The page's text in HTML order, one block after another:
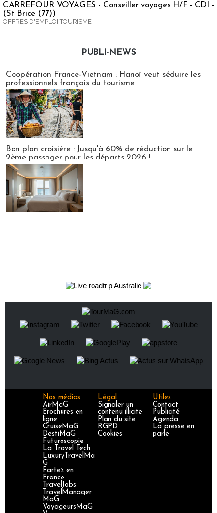
CARREFOUR VOYAGES - Conseiller voyages H/F - CDI -
(St Brice (77))
OFFRES D'EMPLOI TOURISME
PUBLI-NEWS
Coopération France-Vietnam : Hanoï veut séduire les
professionnels français du tourisme
Bon plan croisière : Jusqu'à 60% de réduction sur le
2ème passager pour les départs 2026 !
Nos médias
AirMaG
Brochures en
ligne
CruiseMaG
DestiMaG
Futuroscopie
La Travel Tech
LuxuryTravelMa
G
Partez en
France
TravelJobs
TravelManager
MaG
VoyageursMaG
Légal
Signaler un
contenu illicite
Plan du site
RGPD
Cookies
Utiles
Contact
Publicité
Agenda
La presse en
parle